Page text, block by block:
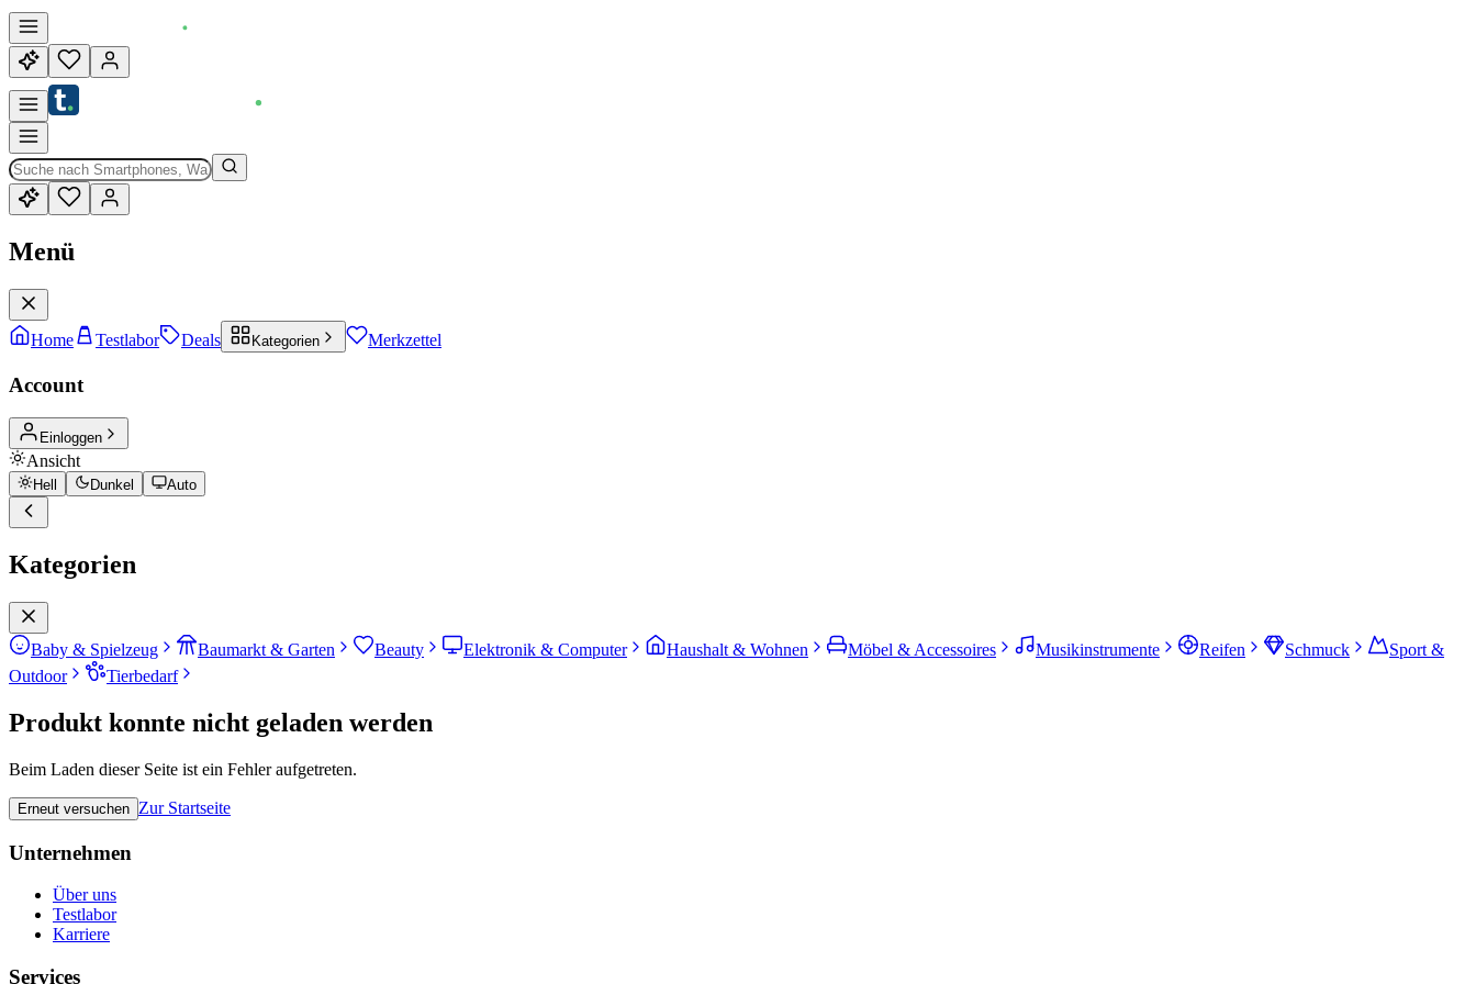
Menü
Home Testlabor Deals Kategorien Merkzettel
Account
Einloggen
Ansicht
Hell Dunkel Auto
Kategorien
Baby & Spielzeug Baumarkt & Garten Beauty Elektronik & Computer Haushalt & Wohnen Möbel & Accessoires Musikinstrumente Reifen Schmuck
Sport &
Outdoor
Tierbedarf
Produkt konnte nicht geladen werden
Beim Laden dieser Seite ist ein Fehler aufgetreten.
Erneut versuchen Zur Startseite
Unternehmen
Über uns
Testlabor
Karriere
Services